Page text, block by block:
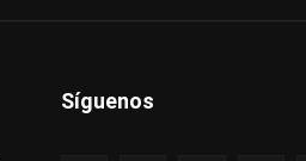
Síguenos